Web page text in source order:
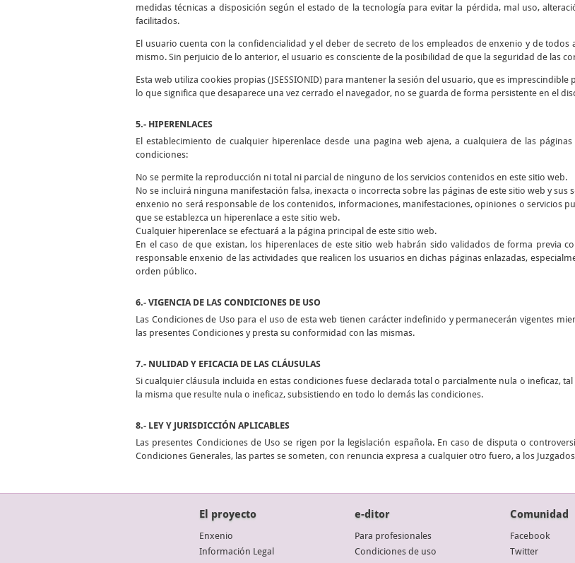
medidas técnicas a disposición según el estado de la tecnología para evitar la pérdida, mal uso,
facilitados.
El usuario cuenta con la confidencialidad y el deber de secreto de los empleados de enxenio y de
mismo. Sin perjuicio de lo anterior, el usuario es consciente de la posibilidad de que la seguridad de las
Esta web utiliza cookies propias (JSESSIONID) para mantener la sesión del usuario, que es
lo que significa que desaparece una vez cerrado el navegador, no se guarda de forma persistente en el
5.- HIPERENLACES
El establecimiento de cualquier hiperenlace desde una pagina web ajena, a cualquiera de las
condiciones:
No se permite la reproducción ni total ni parcial de ninguno de los servicios contenidos en este sitio web.
No se incluirá ninguna manifestación falsa, inexacta o incorrecta sobre las páginas de este sitio web y sus
enxenio no será responsable de los contenidos, informaciones, manifestaciones, opiniones o servicios
que se establezca un hiperenlace a este sitio web.
Cualquier hiperenlace se efectuará a la página principal de este sitio web.
En el caso de que existan, los hiperenlaces de este sitio web habrán sido validados de forma previa
responsable enxenio de las actividades que realicen los usuarios en dichas páginas enlazadas,
orden público.
6.- VIGENCIA DE LAS CONDICIONES DE USO
Las Condiciones de Uso para el uso de esta web tienen carácter indefinido y permanecerán vigentes
las presentes Condiciones y presta su conformidad con las mismas.
7.- NULIDAD Y EFICACIA DE LAS CLÁUSULAS
Si cualquier cláusula incluida en estas condiciones fuese declarada total o parcialmente nula o ineficaz,
la misma que resulte nula o ineficaz, subsistiendo en todo lo demás las condiciones.
8.- LEY Y JURISDICCIÓN APLICABLES
Las presentes Condiciones de Uso se rigen por la legislación española. En caso de disputa o
Condiciones Generales, las partes se someten, con renuncia expresa a cualquier otro fuero, a los
El proyecto
Enxenio
Información Legal
e-ditor
Para profesionales
Condiciones de uso
Comunidad
Facebook
Twitter